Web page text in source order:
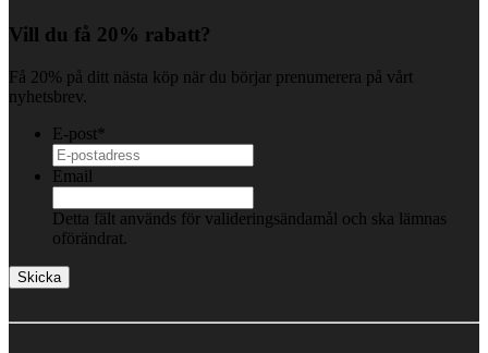
Vill du få 20% rabatt?
Få 20% på ditt nästa köp när du börjar prenumerera på vårt
nyhetsbrev.
E-post*
Email
Detta fält används för valideringsändamål och ska lämnas
oförändrat.